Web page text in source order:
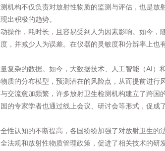
机构不仅负责对放射性物质的监测与评估，也是放
出积极的趋势。
作，耗时长，且容易受到人为因素影响。如今，
，并减少人为误差。在仪器的灵敏度和分辨率上也
复杂的数据。如今，大数据技术、人工智能（AI）
的分布模型，预测潜在的风险点，从而提前进行
交流愈加频繁，许多放射卫生检测机构建立了跨国
的专家学者也通过线上会议、研讨会等形式，促成
性认知的不断提高，各国纷纷加强了对放射卫生的
法规和放射性物质管理政策，促进了相关技术的研